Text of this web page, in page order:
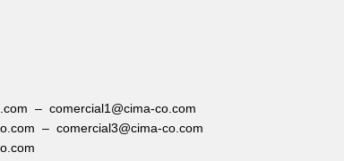
– comercial1@cima-co.com
– comercial3@cima-co.com